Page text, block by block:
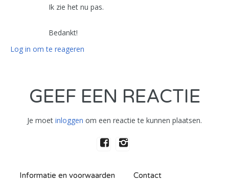
Ik zie het nu pas.
Bedankt!
Log in om te reageren
GEEF EEN REACTIE
Je moet inloggen om een reactie te kunnen plaatsen.
Informatie en voorwaarden Contact